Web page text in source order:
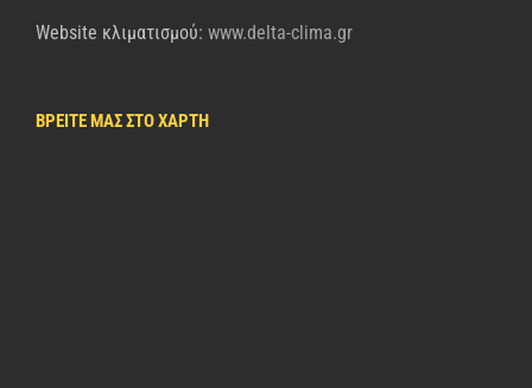
Website κλιματισμού: www.delta-clima.gr
ΒΡΕΙΤΕ ΜΑΣ ΣΤΟ ΧΑΡΤΗ